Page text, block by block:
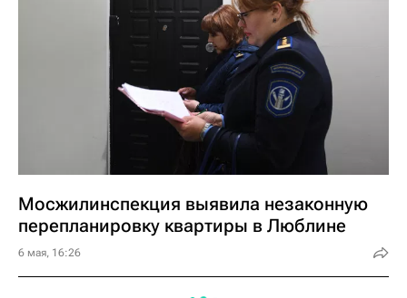
Мосжилинспекция выявила незаконную
перепланировку квартиры в Люблине
6 мая, 16:26